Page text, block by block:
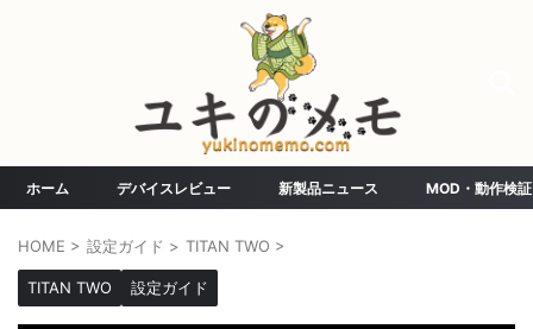
ホーム デバイスレビュー 新製品ニュース MOD・動作検証
HOME > 設定ガイド > TITAN TWO >
TITAN TWO 設定ガイド